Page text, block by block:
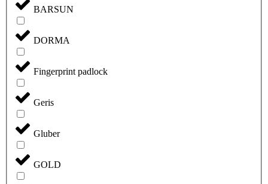
BARSUN
DORMA
Fingerprint padlock
Geris
Gluber
GOLD